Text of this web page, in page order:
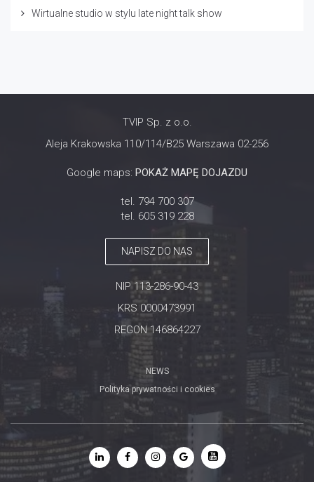
Wirtualne studio w stylu late night talk show
TVIP Sp. z o.o.
Aleja Krakowska 110/114/B25 Warszawa 02-256
Google maps: POKAŻ MAPĘ DOJAZDU
tel. 794 700 307
tel. 605 319 228
NAPISZ DO NAS
NIP 113-286-90-43
KRS 0000473991
REGON 146864227
NEWS
Polityka prywatności i cookies